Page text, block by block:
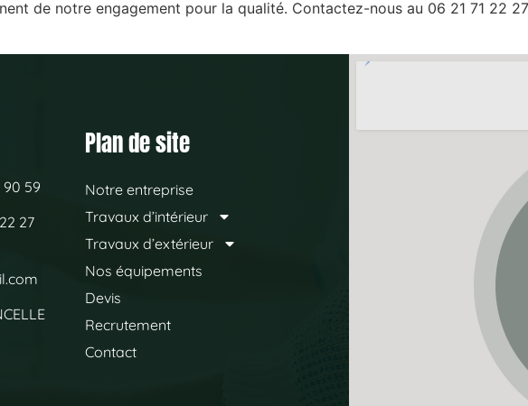
de notre engagement pour la qualité. Contactez-nous au 06 21 71 22
90 59
27
Plan de site
Notre entreprise
Travaux d’intérieur
Travaux d’extérieur
Nos équipements
Devis
Recrutement
Contact